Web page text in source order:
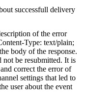
successfull delivery
of the error
Type: text/plain;
body of the response.
not be resubmitted. It is
correct the error of
settings that led to
user about the event